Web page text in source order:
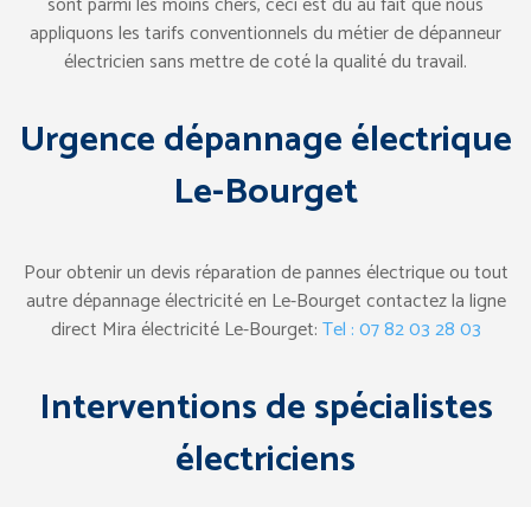
appliquons les tarifs conventionnels du métier de dépanneur
électricien sans mettre de coté la qualité du travail.
Urgence dépannage électrique
Le-Bourget
Pour obtenir un devis réparation de pannes électrique ou tout
autre dépannage électricité en Le-Bourget contactez la ligne
direct Mira électricité Le-Bourget:Tel : 07 82 03 28 03
Interventions de spécialistes
électriciens